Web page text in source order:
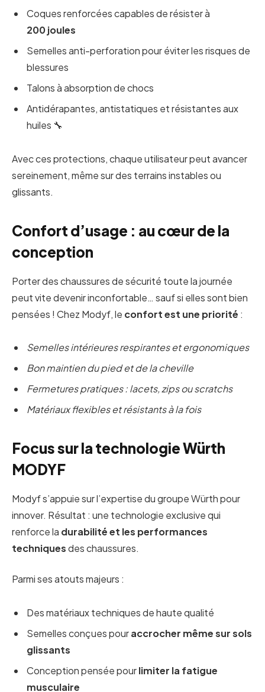
Coques renforcées capables de résister à
200 joules
Semelles anti-perforation pour éviter les risques de
blessures
Talons à absorption de chocs
Antidérapantes, antistatiques et résistantes aux
huiles 🔧
Avec ces protections, chaque utilisateur peut avancer
sereinement, même sur des terrains instables ou
glissants.
Confort d’usage : au cœur de la
conception
Porter des chaussures de sécurité toute la journée
peut vite devenir inconfortable… sauf si elles sont bien
pensées ! Chez Modyf, le confort est une priorité :
Semelles intérieures respirantes et ergonomiques
Bon maintien du pied et de la cheville
Fermetures pratiques : lacets, zips ou scratchs
Matériaux flexibles et résistants à la fois
Focus sur la technologie Würth
MODYF
Modyf s’appuie sur l’expertise du groupe Würth pour
innover. Résultat : une technologie exclusive qui
renforce la durabilité et les performances
techniquesdes chaussures.
Parmi ses atouts majeurs :
Des matériaux techniques de haute qualité
Semelles conçues pouraccrocher même sur sols
glissants
Conception pensée pourlimiter la fatigue
musculaire